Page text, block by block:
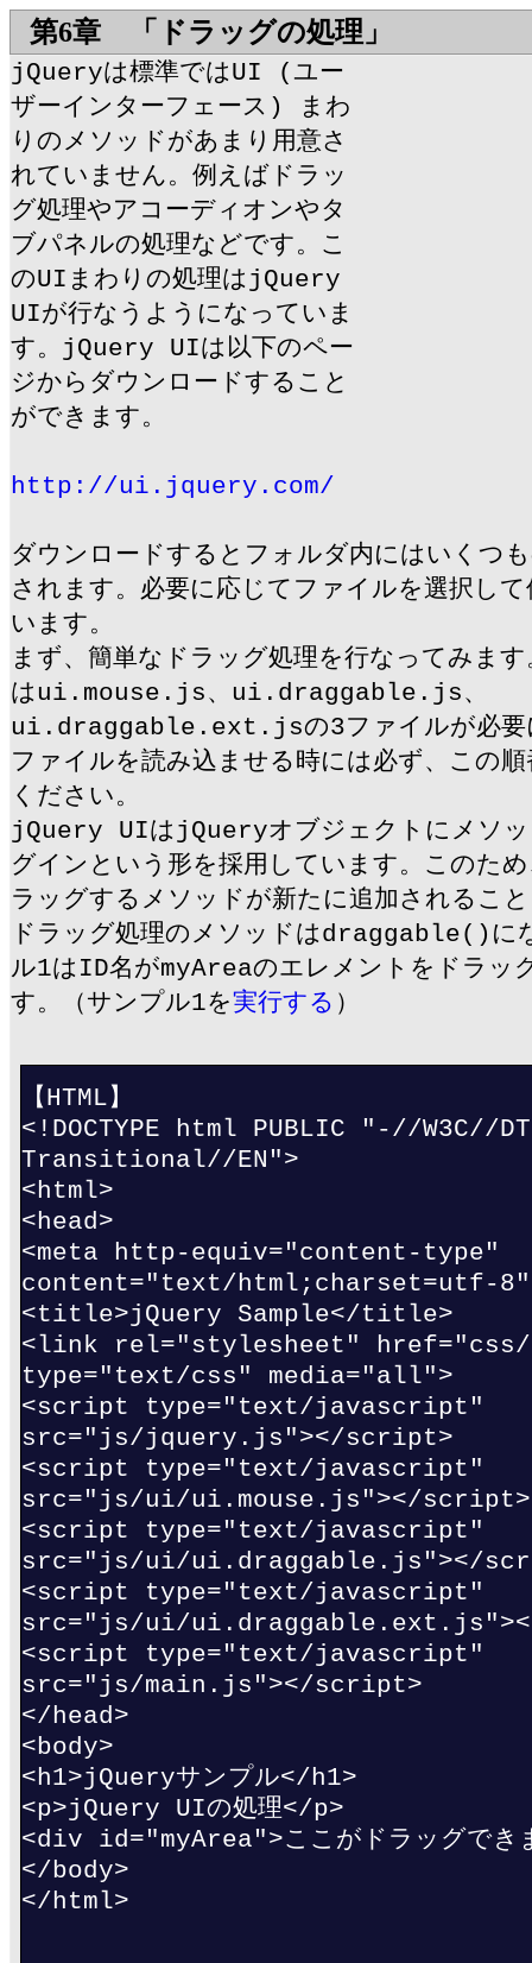
第6章 「ドラッグの処理」
jQueryは標準ではUI (ユー
ザーインターフェース) まわ
りのメソッドがあまり用意さ
れていません。例えばドラッ
グ処理やアコーディオンやタ
ブパネルの処理などです。こ
のUIまわりの処理はjQuery
UIが行なうようになっていま
す。jQuery UIは以下のペー
ジからダウンロードすること
ができます。
http://ui.jquery.com/
ダウンロードするとフォルダ内にはいくつ
されます。必要に応じてファイルを選択し
います。
まず、簡単なドラッグ処理を行なってみま
はui.mouse.js、ui.draggable.js、
ui.draggable.ext.jsの3ファイルが必要
ファイルを読み込ませる時には必ず、この
ください。
jQuery UIはjQueryオブジェクトにメソッ
グインという形を採用しています。このた
ラッグするメソッドが新たに追加されるこ
ドラッグ処理のメソッドはdraggable()に
ル1はID名がmyAreaのエレメントをドラッ
す。（サンプル1を実行する ）
【HTML】
<!DOCTYPE html PUBLIC "-//W3C//
Transitional//EN">
<html>
<head>
<meta http-equiv="content-type"
content="text/html;charset=utf-
<title>jQuery Sample</title>
<link rel="stylesheet" href="css/
type="text/css" media="all">
<script type="text/javascript"
src="js/jquery.js"></script>
<script type="text/javascript"
src="js/ui/ui.mouse.js"></script>
<script type="text/javascript"
src="js/ui/ui.draggable.js"></
<script type="text/javascript"
src="js/ui/
<script type="text/javascript"
src="js/main.js"></script>
</head>
<body>
<h1>jQueryサンプル</h1>
<p>jQuery UIの処理</p>
<div id="myArea">ここがドラッグで
</body>
</html>